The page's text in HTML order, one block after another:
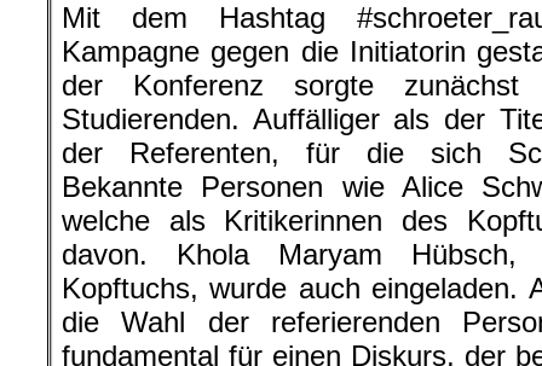
Mit dem Hashtag
Kampagne gegen die Initiatorin
der Konferenz sorgte
Studierenden. Auffälliger als der
der Referenten, für die sich
Bekannte Personen wie Alice
welche als Kritikerinnen des
davon. Khola Maryam Hübsch,
Kopftuchs, wurde auch eingeladen.
die Wahl der referierenden
fundamental für einen Diskurs, der